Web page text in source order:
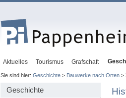
Aktuelles Tourismus Grafschaft
Sie sind hier: Geschichte> Bauwerke nach Orten>
Geschichte